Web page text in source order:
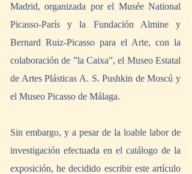
Madrid, organizada por el Musée National
Picasso-París y la Fundación Almine y
Bernard Ruiz-Picasso para el Arte, con la
colaboración de ”la Caixa”, el Museo Estatal
de Artes Plásticas A. S. Pushkin de Moscú y
el Museo Picasso de Málaga.
Sin embargo, y a pesar de la loable labor de
investigación efectuada en el catálogo de la
exposición, he decidido escribir este artículo